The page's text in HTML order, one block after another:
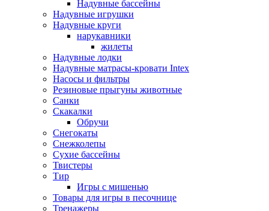
Надувные бассейны
Надувные игрушки
Надувные круги
нарукавники
жилеты
Надувные лодки
Надувные матрасы-кровати Intex
Насосы и фильтры
Резиновые прыгуны животные
Санки
Скакалки
Обручи
Снегокаты
Снежколепы
Сухие бассейны
Твистеры
Тир
Игры с мишенью
Товары для игры в песочнице
Тренажеры